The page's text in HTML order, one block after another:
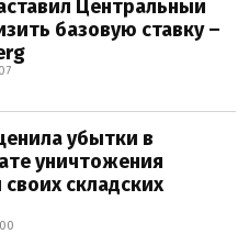
Центральный
базовую ставку –
убытки в
уничтожения
своих складских